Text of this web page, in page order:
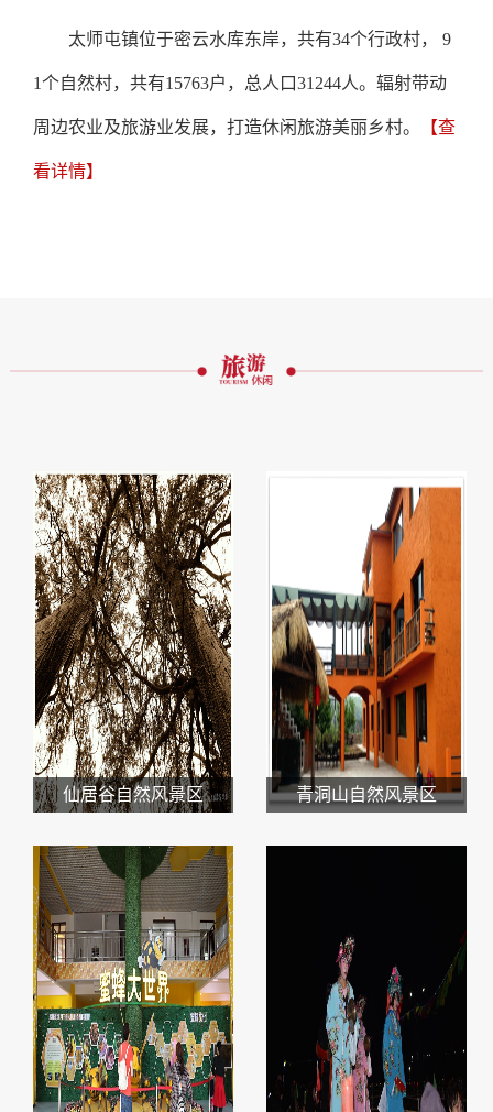
太师屯镇位于密云水库东岸，共有34个行政村， 9
1个自然村，共有15763户，总人口31244人。辐射带动
周边农业及旅游业发展，打造休闲旅游美丽乡村。 【查
看详情】
仙居谷自然风景区 青洞山自然风景区